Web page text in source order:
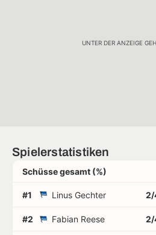
UNTER DER ANZEIGE
Spielerstatistiken
Schüsse gesamt (%)
#1 Linus Gechter 2/
#2 Fabian Reese 2/